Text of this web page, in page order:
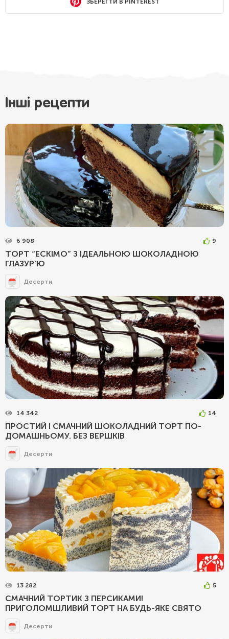
ЗБЕРЕГТИ В PINTEREST
Інші рецепти
6 908 9
ТОРТ “ЕСКІМО” З ІДЕАЛЬНОЮ ШОКОЛАДНОЮ
ГЛАЗУР’Ю
Десерти
14 342 14
ПРОСТИЙ І СМАЧНИЙ ШОКОЛАДНИЙ ТОРТ ПО-
ДОМАШНЬОМУ. БЕЗ ВЕРШКІВ
Десерти
13 282 5
СМАЧНИЙ ТОРТИК З ПЕРСИКАМИ!
ПРИГОЛОМШЛИВИЙ ТОРТ НА БУДЬ-ЯКЕ СВЯТО
Десерти